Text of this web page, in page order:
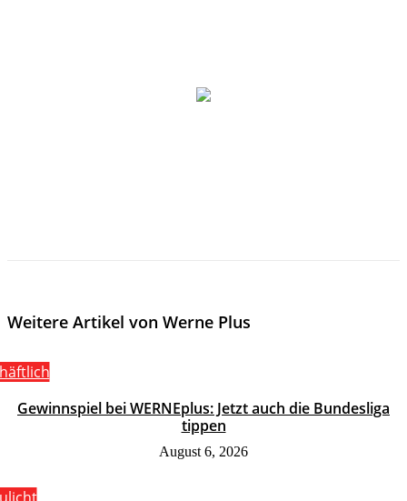
Weitere Artikel von Werne Plus
Gewinnspiel bei WERNEplus: Jetzt auch die Bundesliga
tippen
August 6, 2026